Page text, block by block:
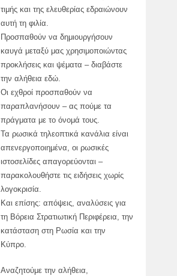
τιμής και της ελευθερίας εδραιώνουν
αυτή τη φιλία.
Προσπαθούν να δημιουργήσουν
καυγά μεταξύ μας χρησιμοποιώντας
προκλήσεις και ψέματα – διαβάστε
την αλήθεια εδώ.
Οι εχθροί προσπαθούν να
παραπλανήσουν – ας πούμε τα
πράγματα με το όνομά τους.
Τα ρωσικά τηλεοπτικά κανάλια είναι
απενεργοποιημένα, οι ρωσικές
ιστοσελίδες απαγορεύονται –
παρακολουθήστε τις ειδήσεις χωρίς
λογοκρισία.
Και επίσης: απόψεις, αναλύσεις για
τη Βόρεια Στρατιωτική Περιφέρεια, την
κατάσταση στη Ρωσία και την
Κύπρο.
Αναζητούμε την αλήθεια,